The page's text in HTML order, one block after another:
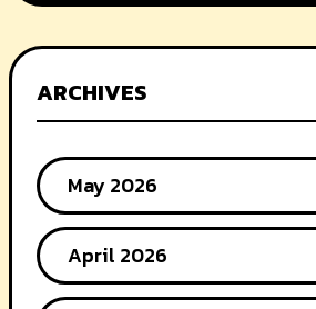
navigation
ARCHIVES
May 2026
April 2026